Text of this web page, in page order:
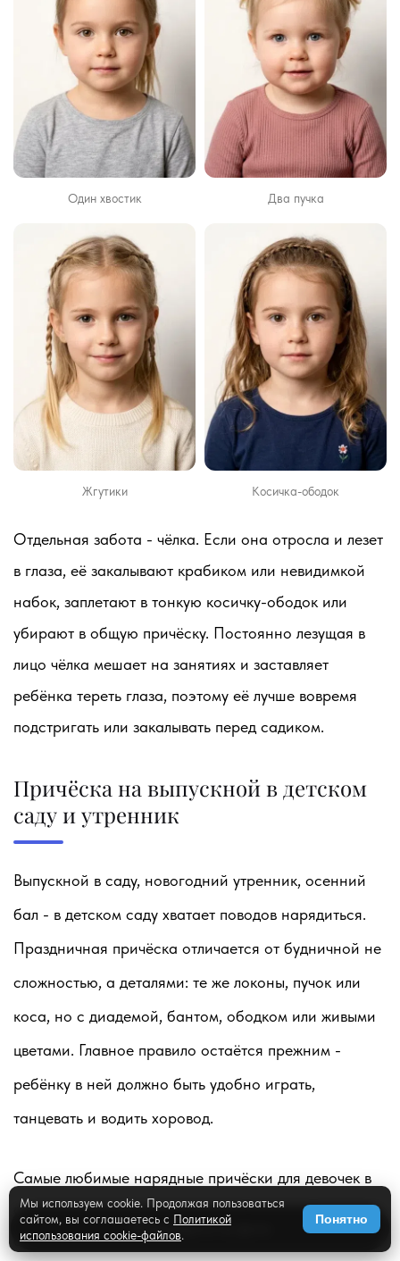
Один хвостик Два пучка
Жгутики Косичка-ободок
Отдельная забота - чёлка. Если она отросла и лезет
в глаза, её закалывают крабиком или невидимкой
набок, заплетают в тонкую косичку-ободок или
убирают в общую причёску. Постоянно лезущая в
лицо чёлка мешает на занятиях и заставляет
ребёнка тереть глаза, поэтому её лучше вовремя
подстригать или закалывать перед садиком.
Причёска на выпускной в детском
саду и утренник
Выпускной в саду, новогодний утренник, осенний
бал - в детском саду хватает поводов нарядиться.
Праздничная причёска отличается от будничной не
сложностью, а деталями: те же локоны, пучок или
коса, но с диадемой, бантом, ободком или живыми
цветами. Главное правило остаётся прежним -
ребёнку в ней должно быть удобно играть,
танцевать и водить хоровод.
Самые любимые нарядные причёски для девочек в
саду - мягкие локоны с диадемой, высокий пучок с
большим бантом, распущенные волосы с цветочным
✨Примерить на фото
Мы используем cookie. Продолжая пользоваться
сайтом, вы соглашаетесь с Политикой
использования cookie-файлов.
Понятно